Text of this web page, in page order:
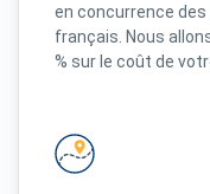
en concurrence
français. Nous
% sur le coût de